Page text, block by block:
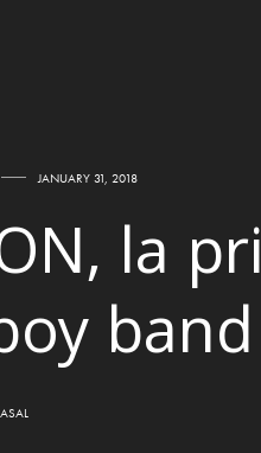
JANUARY 31, 2018
la
band